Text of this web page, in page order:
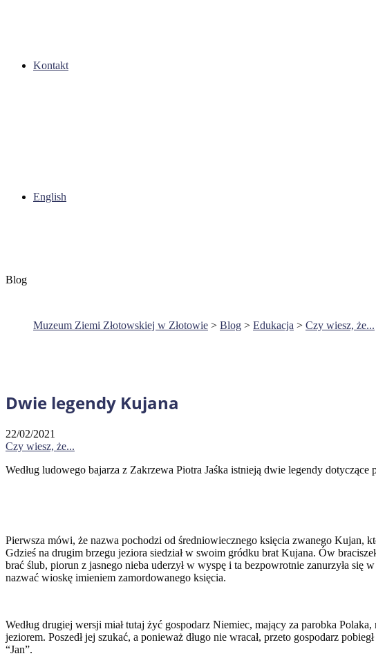
Kontakt
English
Blog
Muzeum Ziemi Złotowskiej w Złotowie > Blog > Edukacja > Czy wiesz, że...
Dwie legendy Kujana
22/02/2021
Czy wiesz, że...
Według ludowego bajarza z Zakrzewa Piotra Jaśka istnieją dwie legendy
Pierwsza mówi, że nazwa pochodzi od średniowiecznego księcia zwanego Kujan,
Gdzieś na drugim brzegu jeziora siedział w swoim gródku brat Kujana. Ów
brać ślub, piorun z jasnego nieba uderzył w wyspę i ta bezpowrotnie zanurzyła
nazwać wioskę imieniem zamordowanego księcia.
Według drugiej wersji miał tutaj żyć gospodarz Niemiec, mający za parobka
jeziorem. Poszedł jej szukać, a ponieważ długo nie wracał, przeto gospodarz
“Jan”.